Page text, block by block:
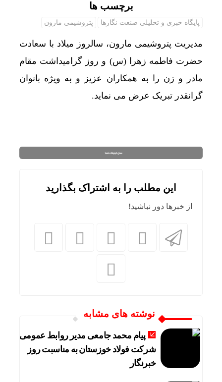
برچسب ها
پایگاه خبری و تحلیلی صنعت نگارها پتروشیمی مارون
مدیریت پتروشیمی مارون، سالروز میلاد با سعادت
حضرت فاطمه زهرا (س) و روز گرامیداشت مقام
مادر و زن را به همکاران عزیز و به ویژه بانوان
گرانقدر تبریک عرض می نماید.
این مطلب را به اشتراک بگذارید
از خبرها دور نباشید!
نوشته های مشابه
پیام محمد جامعی مدیر روابط عمومی
شرکت فولاد خوزستان به مناسبت روز
خبرنگار